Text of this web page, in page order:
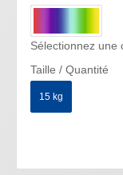
Sélectionnez une
Taille / Quantité
15 kg